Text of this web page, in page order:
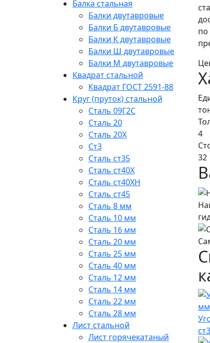
Балка стальная
Балки двутавровые
Балки Б двутавровые
Балки К двутавровые
Балки Ш двутавровые
Балки М двутавровые
Квадрат стальной
Квадрат ГОСТ 2591-88
Круг (пруток) стальной
Сталь 09Г2С
Сталь 20
Сталь 20Х
Ст3
Сталь ст35
Сталь ст40Х
Сталь ст40ХН
Сталь ст45
Сталь 8 мм
Сталь 10 мм
Сталь 16 мм
Сталь 20 мм
Сталь 25 мм
Сталь 40 мм
Сталь 12 мм
Сталь 14 мм
Сталь 22 мм
Сталь 28 мм
Лист стальной
Лист горячекатаный
по
4
32
ст3